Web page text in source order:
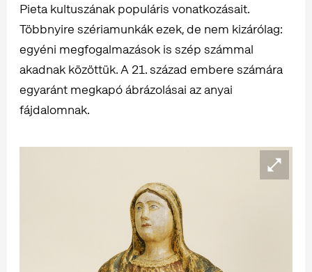
Pieta kultuszának populáris vonatkozásait.
Többnyire szériamunkák ezek, de nem kizárólag:
egyéni megfogalmazások is szép számmal
akadnak közöttük. A 21. század embere számára
egyaránt megkapó ábrázolásai az anyai
fájdalomnak.